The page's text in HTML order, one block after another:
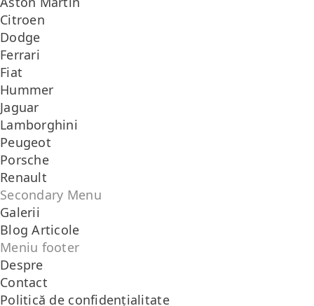
Citroen
Dodge
Ferrari
Fiat
Hummer
Jaguar
Lamborghini
Peugeot
Porsche
Renault
Secondary Menu
Galerii
Blog Articole
Meniu footer
Despre
Contact
Politică de confidențialitate